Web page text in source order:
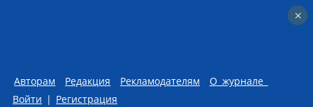
Авторам Редакция Рекламодателям
О журнале
Войти | Регистрация
×
×